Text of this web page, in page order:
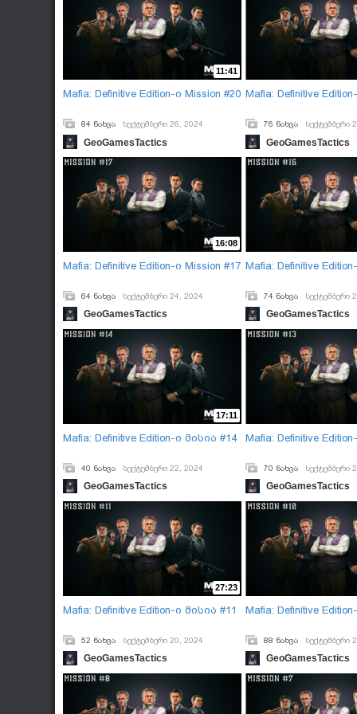
11:41
Mafia: Definitive Edition-ი Mission #20
84 ნახვა სექტემბერი 26, 2024
GeoGamesTactics
Mafia: Definitive
76 ნახვა სექტემბერი
GeoGamesTactics
16:08
Mafia: Definitive Edition-ი Mission #17
64 ნახვა სექტემბერი 24, 2024
GeoGamesTactics
Mafia: Definitive
74 ნახვა სექტემბერი
GeoGamesTactics
17:11
Mafia: Definitive Edition-ი მისია #14
40 ნახვა სექტემბერი 22, 2024
GeoGamesTactics
Mafia: Definitive
70 ნახვა სექტემბერი
GeoGamesTactics
27:23
Mafia: Definitive Edition-ი მისია #11
52 ნახვა სექტემბერი 20, 2024
GeoGamesTactics
Mafia: Definitive
88 ნახვა სექტემბერი
GeoGamesTactics